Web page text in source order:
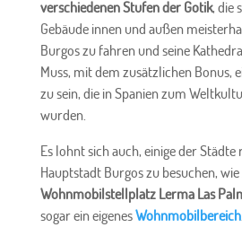
verschiedenen Stufen der Gotik, die
Gebäude innen und außen
Burgos zu fahren und seine
Muss, mit dem zusätzlichen Bonus,
zu sein, die in Spanien zum
wurden.
Es lohnt sich auch, einige der
Hauptstadt Burgos zu besuchen, wie
Wohnmobilstellplatz Lerma Las
sogar ein eigenesWohnmobilbereich.